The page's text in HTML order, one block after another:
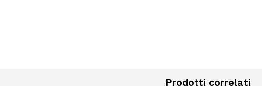
Prodotti correlati